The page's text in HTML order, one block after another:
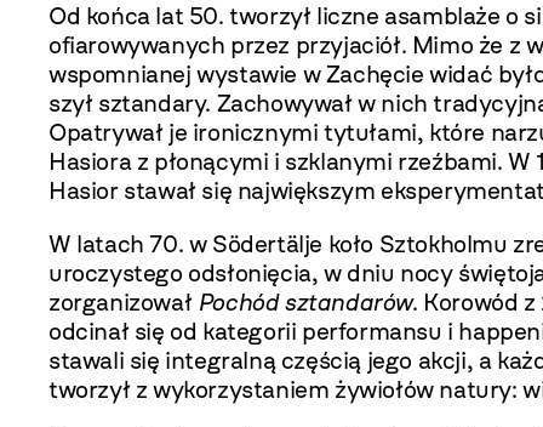
Od końca lat 50. tworzył liczne asamblaże o
ofiarowywanych przez przyjaciół. Mimo że z
wspomnianej wystawie w Zachęcie widać
szył sztandary. Zachowywał w nich
Opatrywał je ironicznymi tytułami, które
Hasiora z płonącymi i szklanymi rzeźbami.
Hasior stawał się największym
W latach 70. w Södertälje koło Sztokholmu
uroczystego odsłonięcia, w dniu nocy
zorganizował Pochód sztandarów. Korowód
odcinał się od kategorii performansu i
stawali się integralną częścią jego akcji, a
tworzył z wykorzystaniem żywiołów natury: